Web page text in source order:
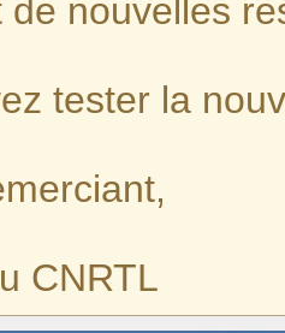
de nouvelles
tester la
CNRTL